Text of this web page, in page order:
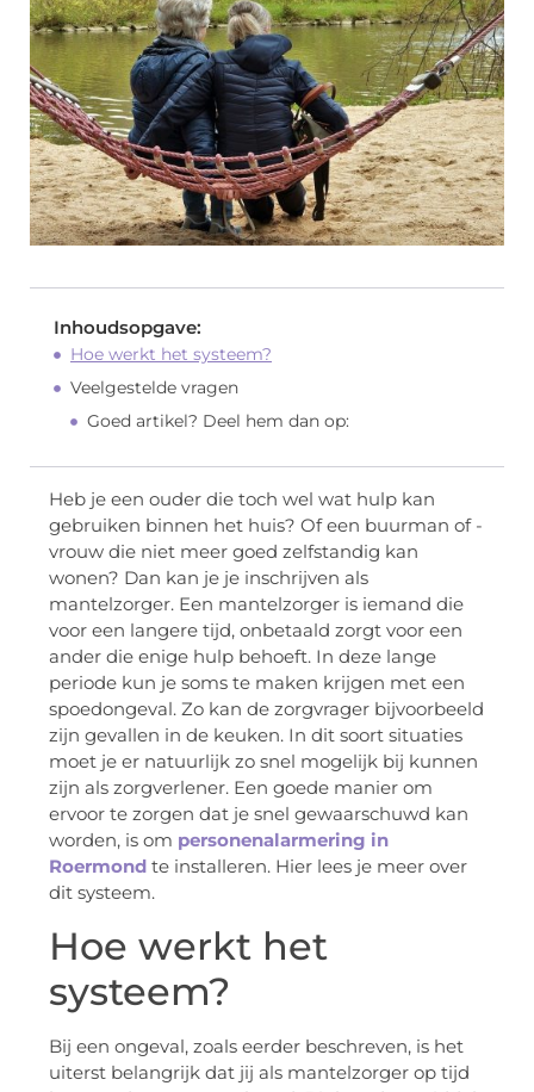
Inhoudsopgave:
Hoe werkt het systeem?
Veelgestelde vragen
Goed artikel? Deel hem dan op:
Heb je een ouder die toch wel wat hulp kan
gebruiken binnen het huis? Of een buurman of -
vrouw die niet meer goed zelfstandig kan
wonen? Dan kan je je inschrijven als
mantelzorger. Een mantelzorger is iemand die
voor een langere tijd, onbetaald zorgt voor een
ander die enige hulp behoeft. In deze lange
periode kun je soms te maken krijgen met een
spoedongeval. Zo kan de zorgvrager bijvoorbeeld
zijn gevallen in de keuken. In dit soort situaties
moet je er natuurlijk zo snel mogelijk bij kunnen
zijn als zorgverlener. Een goede manier om
ervoor te zorgen dat je snel gewaarschuwd kan
worden, is om personenalarmering in
Roermond te installeren. Hier lees je meer over
dit systeem.
Hoe werkt het
systeem?
Bij een ongeval, zoals eerder beschreven, is het
uiterst belangrijk dat jij als mantelzorger op tijd